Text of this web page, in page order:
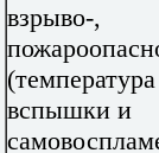
взрыво-,
(температура
вспышки и